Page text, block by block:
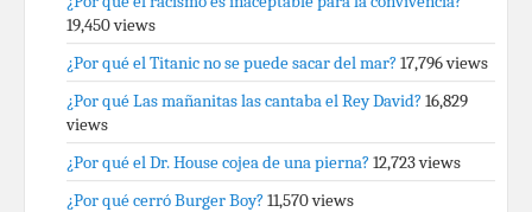
19,450 views
¿Por qué el Titanic no se puede sacar del mar? 17,796 views
¿Por qué Las mañanitas las cantaba el Rey David? 16,829
views
¿Por qué el Dr. House cojea de una pierna? 12,723 views
¿Por qué cerró Burger Boy? 11,570 views